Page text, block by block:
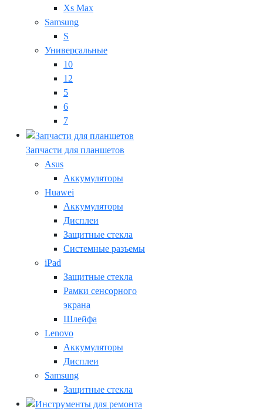
Xs Max
Samsung
S
Универсальные
10
12
5
6
7
Запчасти для планшетов
Asus
Аккумуляторы
Huawei
Аккумуляторы
Дисплеи
Защитные стекла
Системные разъемы
iPad
Защитные стекла
Рамки сенсорного
экрана
Шлейфа
Lenovo
Аккумуляторы
Дисплеи
Samsung
Защитные стекла